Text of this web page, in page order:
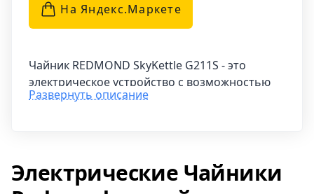
На Яндекс.Маркетe
Чайник REDMOND SkyKettle G211S - это
электрическое устройство с возможностью
настраиваемой светодиодной подсветкой и
все настройки чайника G211S где угодно -
даже не находясь дома. Просто запустите
Развернуть описание
Электрические Чайники